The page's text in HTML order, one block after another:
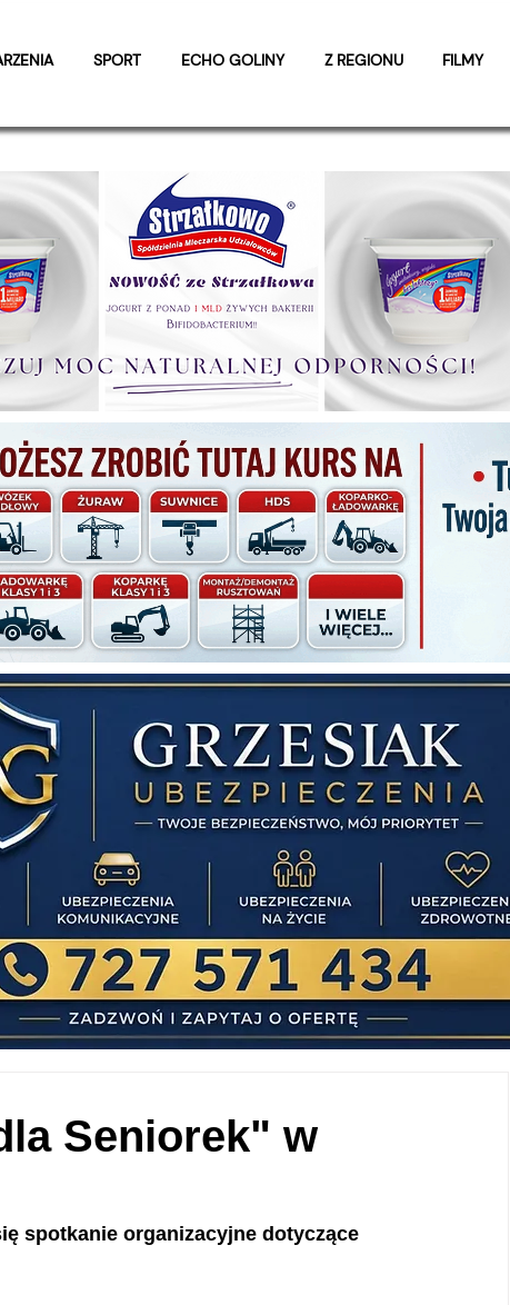
SPORT ECHO GOLINY Z REGIONU FILMY
Seniorek" w
spotkanie organizacyjne dotyczące